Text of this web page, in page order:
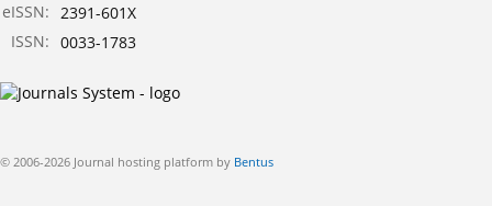
eISSN: 2391-601X
ISSN: 0033-1783
© 2006-2026 Journal hosting platform by Bentus